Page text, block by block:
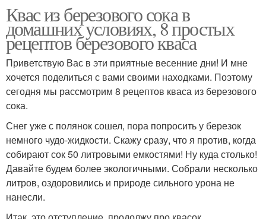
Квас из березового сока в
домашних условиях, 8 простых
рецептов березового кваса
Приветствую Вас в эти приятные весенние дни! И мне
хочется поделиться с вами своими находками. Поэтому
сегодня мы рассмотрим 8 рецептов кваса из березового
сока.
Снег уже с полянок сошел, пора попросить у березок
немного чудо-жидкости. Скажу сразу, что я против, когда
собирают сок 50 литровыми емкостями! Ну куда столько!
Давайте будем более экологичными. Собрали несколько
литров, оздоровились и природе сильного урона не
нанесли.